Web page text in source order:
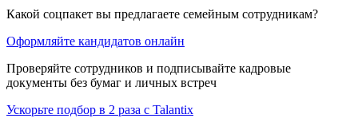
Какой соцпакет вы предлагаете семейным сотрудникам?
Оформляйте кандидатов онлайн
Проверяйте сотрудников и подписывайте кадровые
документы без бумаг и личных встреч
Ускорьте подбор в 2 раза с Talantix